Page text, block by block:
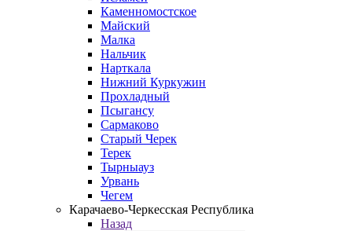
Каменномостское
Майский
Малка
Нальчик
Нарткала
Нижний Куркужин
Прохладный
Псыгансу
Сармаково
Старый Черек
Терек
Тырныауз
Урвань
Чегем
Карачаево-Черкесская Республика
Назад